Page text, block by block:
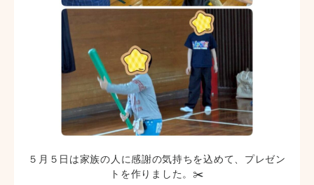
５月５日は家族の人に感謝の気持ちを込めて、プレゼン
トを作りました。✂️